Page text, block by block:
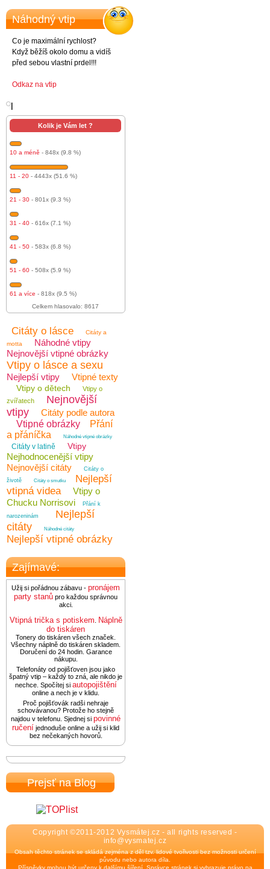
Náhodný vtip
Co je maximální rychlost?
Když běžíš okolo domu a vidíš
před sebou vlastní prdel!!!
Odkaz na vtip
Kolik je Vám let ?
10 a méně - 848x (9.8 %)
11 - 20 - 4443x (51.6 %)
21 - 30 - 801x (9.3 %)
31 - 40 - 616x (7.1 %)
41 - 50 - 583x (6.8 %)
51 - 60 - 508x (5.9 %)
61 a více - 818x (9.5 %)
Celkem hlasovalo: 8617
Citáty o lásce
Citáty a
motta
Náhodné vtipy
Nejnovější vtipné obrázky
Vtipy o lásce a sexu
Nejlepší vtipy Vtipné texty
Vtipy o dětech
Vtipy o
zvířatech
Nejnovější
vtipy
Citáty podle autora
Vtipné obrázky
Přání
a přáníčka
Náhodné vtipné obrázky
Citáty v latině Vtipy
Nejhodnocenější vtipy
Nejnovější citáty
Citáty o
životě
Citáty o smutku
Nejlepší
vtipná videa
Vtipy o
Chucku Norrisovi
Přání k
narozeninám
Nejlepší
citáty
Náhodné citáty
Nejlepší vtipné obrázky
Zajímavé:
Užij si pořádnou zábavu - pronájem
party stanů pro každou správnou
akci.
Vtipná trička s potiskem Náplně
do tiskáren
Tonery do tiskáren všech značek.
Všechny náplně do tiskáren skladem.
Doručení do 24 hodin. Garance
nákupu.
Telefonáty od pojišťoven jsou jako
špatný vtip – každý to zná, ale nikdo je
nechce. Spočítej si autopojištění
online a nech je v klidu.
Proč pojišťovák radši nehraje
schovávanou? Protože ho stejně
najdou v telefonu. Sjednej si povinné
ručení jednoduše online a užij si klid
bez nečekaných hovorů.
Prejsť na Blog
Copyright ©2011-2012 Vysmátej.cz - all rights reserved -
info@vysmatej.cz
Obsah těchto stránek se skládá zejména z děl tzv. lidové tvořivosti bez možnosti určení
původu nebo autora díla.
Příspěvky mohou být určeny k dalšímu šíření. Správce stránek si vyhrazuje právo na